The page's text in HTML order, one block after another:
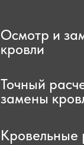
Кровельные
Осмотр и
кровли
Точный
замены